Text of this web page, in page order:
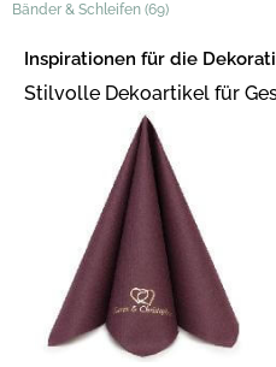
Bänder & Schleifen (69)
Inspirationen für die
Stilvolle Dekoartikel für